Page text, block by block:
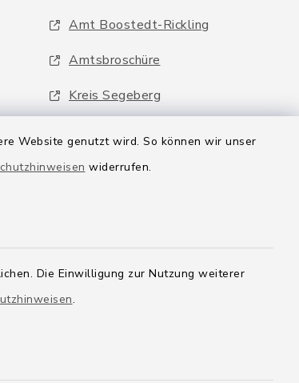
Website genutzt wird. So können wir unser
widerrufen.
Die Einwilligung zur Nutzung weiterer
.
Amt Boostedt-Rickling
Amtsbroschüre
Kreis Segeberg